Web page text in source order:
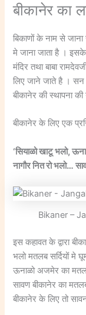
बीकानेर का
बिकाणों के नाम से
मे जाना जाता है ।
मंदिर तथा बाबा
लिए जाने जाते है । सन
बीकानेर की स्थापना
बीकानेर के लिए एक
‘सियाळो खाटू भलो,
नागौर नित रो भलो…
Bikaner –
इस कहावत के द्वारा
भलो मतलब सर्दियों मे
ऊनाळो अजमेर का
सावण बीकानेर का
बीकानेर के लिए तो